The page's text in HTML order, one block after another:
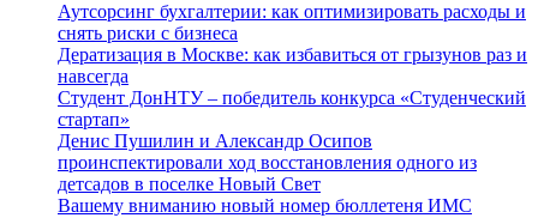
Аутсорсинг бухгалтерии: как оптимизировать расходы и
снять риски с бизнеса
Дератизация в Москве: как избавиться от грызунов раз и
навсегда
Студент ДонНТУ – победитель конкурса «Студенческий
стартап»
Денис Пушилин и Александр Осипов
проинспектировали ход восстановления одного из
детсадов в поселке Новый Свет
Вашему вниманию новый номер бюллетеня ИМС